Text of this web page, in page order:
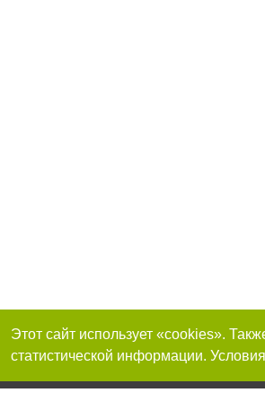
Этот сайт использует «cookies».
статистической информации.